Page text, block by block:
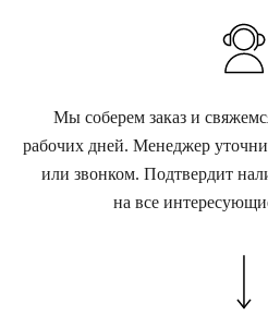
Мы соберем заказ и
рабочих дней. Менеджер
или звонком. Подтвердит
на все